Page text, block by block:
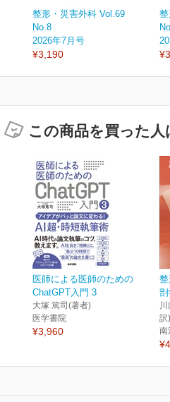
整形・災害外科 Vol.69
No.8
2026年7月号
¥3,190
この商品を買った
医師による医師のための
ChatGPT入門 3
大塚 篤司(著者)
医学書院
¥3,960
訳
南